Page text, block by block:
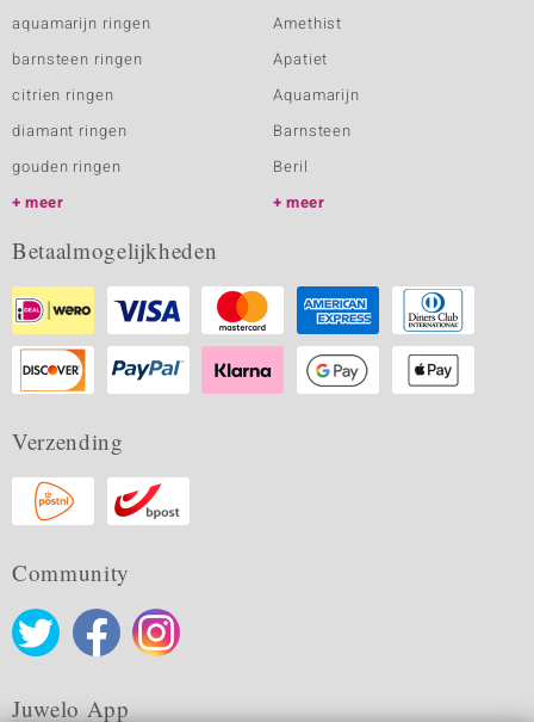
aquamarijn ringen
barnsteen ringen
citrien ringen
diamant ringen
gouden ringen
meer
Amethist
Apatiet
Aquamarijn
Barnsteen
Beril
meer
Betaalmogelijkheden
Verzending
Community
Juwelo App